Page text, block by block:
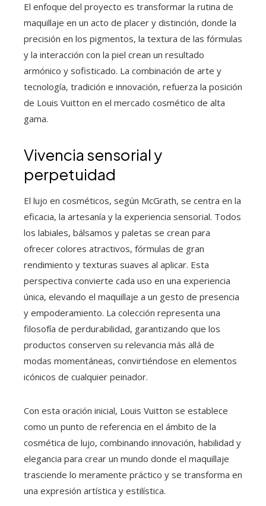
El enfoque del proyecto es transformar la rutina de
maquillaje en un acto de placer y distinción, donde la
precisión en los pigmentos, la textura de las fórmulas
y la interacción con la piel crean un resultado
armónico y sofisticado. La combinación de arte y
tecnología, tradición e innovación, refuerza la posición
de Louis Vuitton en el mercado cosmético de alta
gama.
Vivencia sensorial y
perpetuidad
El lujo en cosméticos, según McGrath, se centra en la
eficacia, la artesanía y la experiencia sensorial. Todos
los labiales, bálsamos y paletas se crean para
ofrecer colores atractivos, fórmulas de gran
rendimiento y texturas suaves al aplicar. Esta
perspectiva convierte cada uso en una experiencia
única, elevando el maquillaje a un gesto de presencia
y empoderamiento. La colección representa una
filosofía de perdurabilidad, garantizando que los
productos conserven su relevancia más allá de
modas momentáneas, convirtiéndose en elementos
icónicos de cualquier peinador.
Con esta oración inicial, Louis Vuitton se establece
como un punto de referencia en el ámbito de la
cosmética de lujo, combinando innovación, habilidad y
elegancia para crear un mundo donde el maquillaje
trasciende lo meramente práctico y se transforma en
una expresión artística y estilística.